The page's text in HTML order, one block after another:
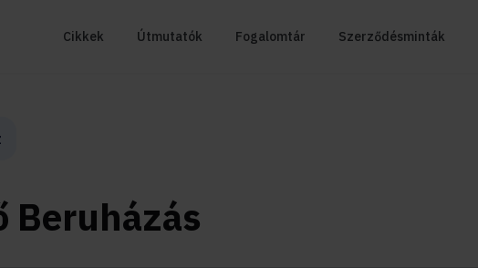
Cikkek Útmutatók Fogalomtár Szerződésminták
Beruházás